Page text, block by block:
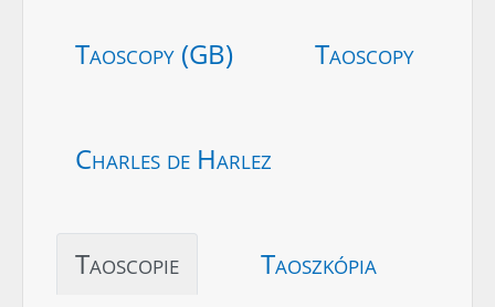
Taoscopy (GB) Taoscopy
Charles de Harlez
Taoscopie Taoszkópia